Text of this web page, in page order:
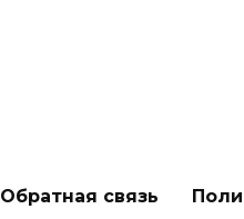
Обратная связь